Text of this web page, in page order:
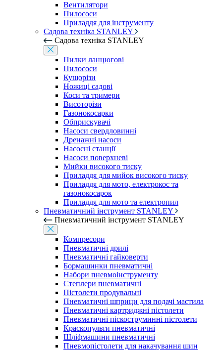
Вентилятори
Пилососи
Приладдя для інструменту
Садова техніка STANLEY
Садова техніка STANLEY
Пилки ланцюгові
Пилососи
Кущорізи
Ножиці садові
Коси та тримери
Висоторізи
Газонокосарки
Обприскувачі
Насоси свердловинні
Дренажні насоси
Насосні станції
Насоси поверхневі
Мийки високого тиску
Приладдя для мийок високого тиску
Приладдя для мото, електрокос та
газонокосарок
Приладдя для мото та електропил
Пневматичний інструмент STANLEY
Пневматичний інструмент STANLEY
Компресори
Пневматичні дрилі
Пневматичні гайковерти
Бормашинки пневматичні
Набори пневмоінструменту
Степлери пневматичні
Пістолети продувальні
Пневматичні шприци для подачі мастила
Пневматичні картриджні пістолети
Пневматичні піскоструминні пістолети
Краскопульти пневматичні
Шліфмашини пневматичні
Пневмопістолети для накачування шин